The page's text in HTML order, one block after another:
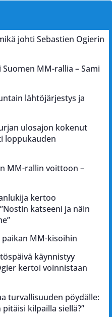
johti Sebastien Ogierin
MM-rallia – Sami
lähtöjärjestys ja
ulosajon kokenut
loppukauden
MM-rallin voittoon –
kertoo
katseeni ja näin
MM-kisoihin
käynnistyy
kertoi voinnistaan
turvallisuuden pöydälle:
kilpailla siellä?”